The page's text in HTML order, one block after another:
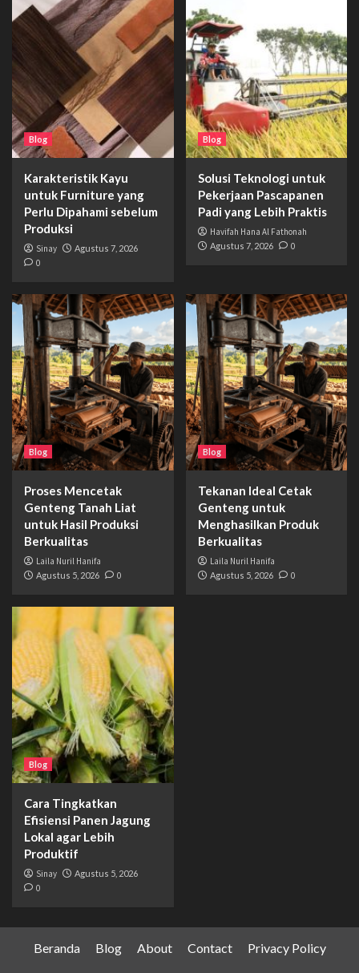
Blog
Karakteristik Kayu
untuk Furniture yang
Perlu Dipahami sebelum
Produksi
Sinay Agustus 7, 2026
0
Blog
Solusi Teknologi untuk
Pekerjaan Pascapanen
Padi yang Lebih Praktis
Havifah Hana Al Fathonah
Agustus 7, 2026 0
Blog
Proses Mencetak
Genteng Tanah Liat
untuk Hasil Produksi
Berkualitas
Laila Nuril Hanifa
Agustus 5, 2026 0
Blog
Tekanan Ideal Cetak
Genteng untuk
Menghasilkan Produk
Berkualitas
Laila Nuril Hanifa
Agustus 5, 2026 0
Blog
Cara Tingkatkan
Efisiensi Panen Jagung
Lokal agar Lebih
Produktif
Sinay Agustus 5, 2026
0
Beranda Blog About Contact Privacy Policy